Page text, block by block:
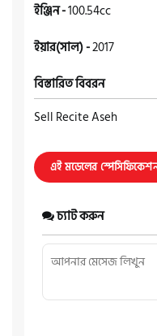
ইঞ্জিন -100.54cc
ইয়ার(সাল) -2017
বিস্তারিত বিবরন
Sell Recite Aseh
এই মডেলের
চ্যাট করুন